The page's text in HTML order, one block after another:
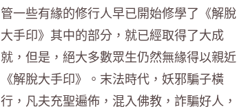
管一些有緣的修行人早已開始修學了《解脫
大手印》其中的部分，就已經取得了大成
就，但是，絕大多數眾生仍然無緣得以親近
《解脫大手印》。末法時代，妖邪騙子橫
行，凡夫充聖遍佈，混入佛教，詐騙好人，